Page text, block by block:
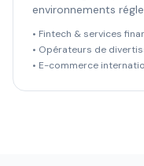
environnements
• Fintech & services
• Opérateurs de
• E-commerce